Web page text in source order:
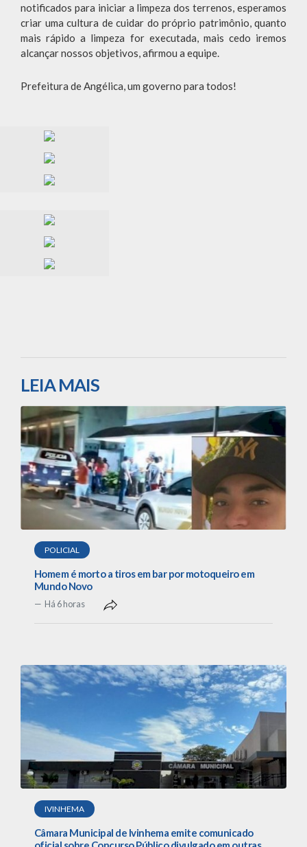
notificados para iniciar a limpeza dos terrenos, esperamos
criar uma cultura de cuidar do próprio patrimônio, quanto
mais rápido a limpeza for executada, mais cedo iremos
alcançar nossos objetivos, afirmou a equipe.
Prefeitura de Angélica, um governo para todos!
LEIA MAIS
POLICIAL
Homem é morto a tiros em bar por motoqueiro em
Mundo Novo
Há 6 horas
IVINHEMA
Câmara Municipal de Ivinhema emite comunicado